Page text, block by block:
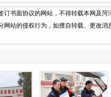
书面协议的网站，不得转载本网及菏
网站的侵权行为，如擅自转载、更改